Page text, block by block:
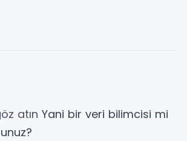
atın Yani bir veri bilimcisi mi